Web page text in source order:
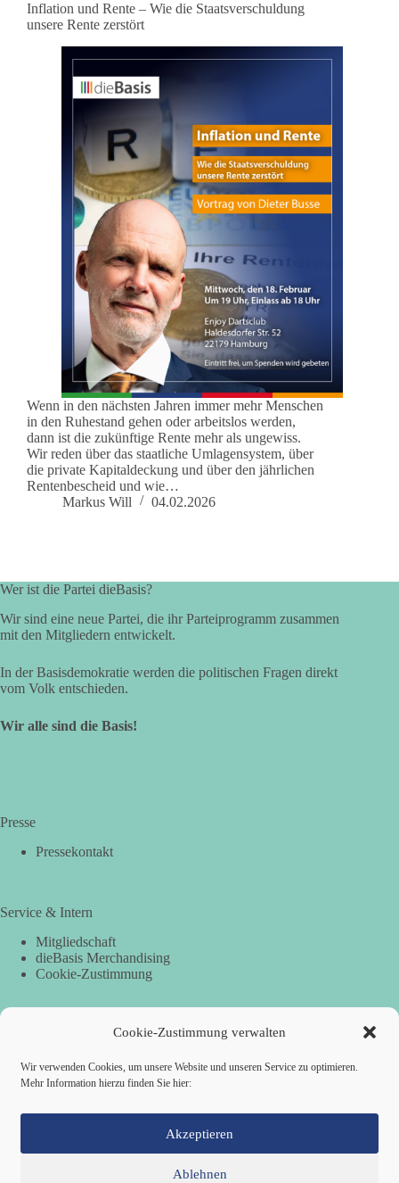
Cookie-Zustimmung verwalten
Wir verwenden Cookies, um unsere Website und unseren Service zu optimieren.
Mehr Information hierzu finden Sie hier:
Akzeptieren
Ablehnen
Inflation und Rente – Wie die Staatsverschuldung
unsere Rente zerstört
Wenn in den nächsten Jahren immer mehr Menschen
in den Ruhestand gehen oder arbeitslos werden,
dann ist die zukünftige Rente mehr als ungewiss.
Wir reden über das staatliche Umlagensystem, über
die private Kapitaldeckung und über den jährlichen
Rentenbescheid und wie…
Markus Will
04.02.2026
Wer ist die Partei dieBasis?
Wir sind eine neue Partei, die ihr Parteiprogramm zusammen
mit den Mitgliedern entwickelt.
In der Basisdemokratie werden die politischen Fragen direkt
vom Volk entschieden.
Wir alle sind die Basis!
Presse
Pressekontakt
Service & Intern
Mitgliedschaft
dieBasis Merchandising
Cookie-Zustimmung
Per Banküberweisung:
IBAN: DE87 2019 0003 0002 2499 01